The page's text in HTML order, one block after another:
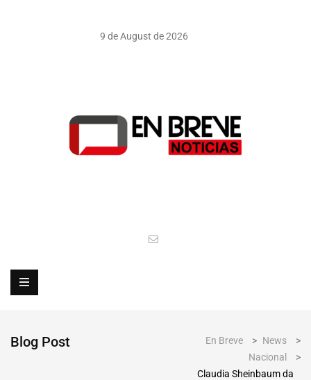
9 de August de 2026
Blog Post En Breve > News
>
Nacional
>
Claudia Sheinbaum da